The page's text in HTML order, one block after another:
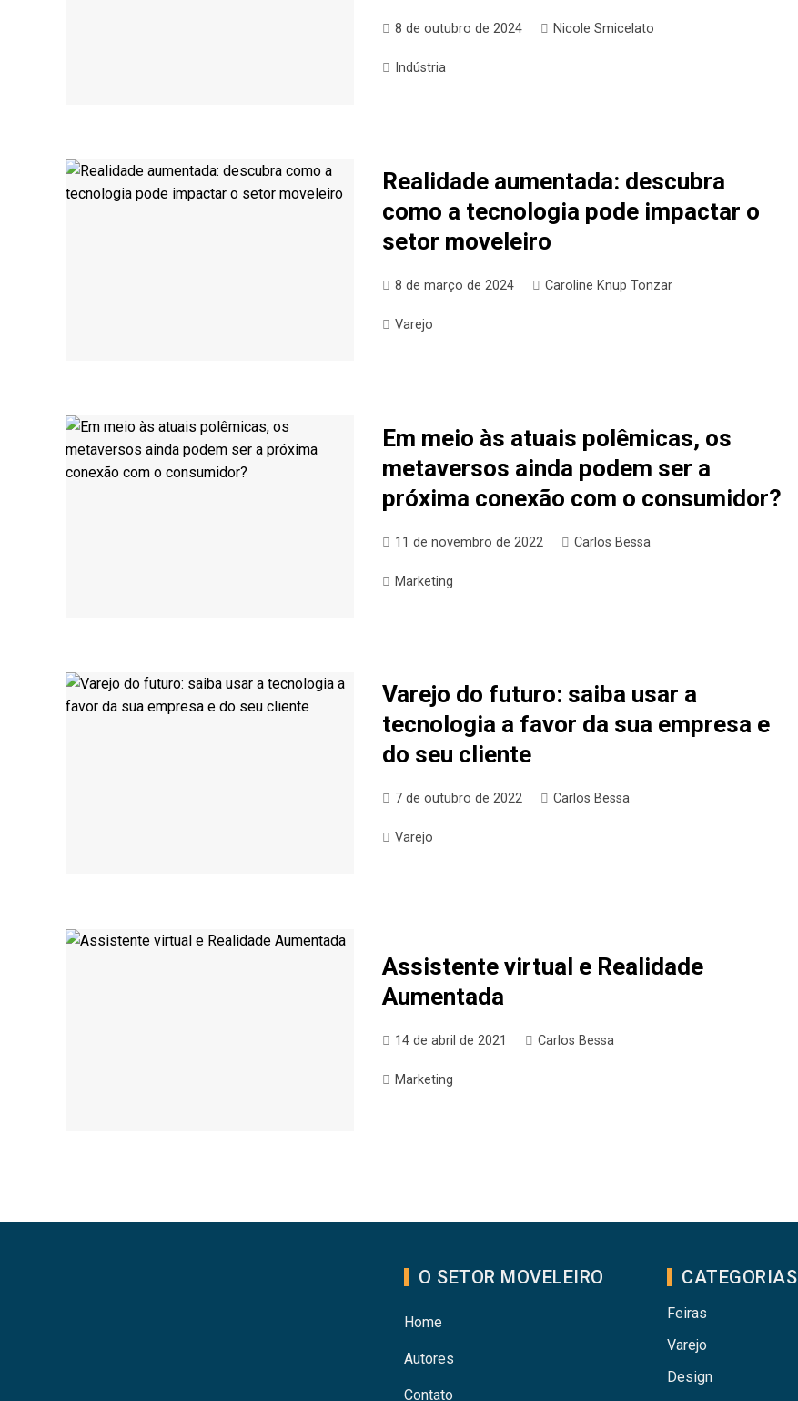
8 de outubro de 2024 Nicole Smicelato
Indústria
Realidade aumentada: descubra
como a tecnologia pode impactar o
setor moveleiro
8 de março de 2024 Caroline Knup Tonzar
Varejo
Em meio às atuais polêmicas, os
metaversos ainda podem ser a
próxima conexão com o consumidor?
11 de novembro de 2022 Carlos Bessa
Marketing
Varejo do futuro: saiba usar a
tecnologia a favor da sua empresa e
do seu cliente
7 de outubro de 2022 Carlos Bessa
Varejo
Assistente virtual e Realidade
Aumentada
14 de abril de 2021 Carlos Bessa
Marketing
O SETOR MOVELEIRO
Home
Autores
Contato
CATEGORIAS
Feiras
Varejo
Design